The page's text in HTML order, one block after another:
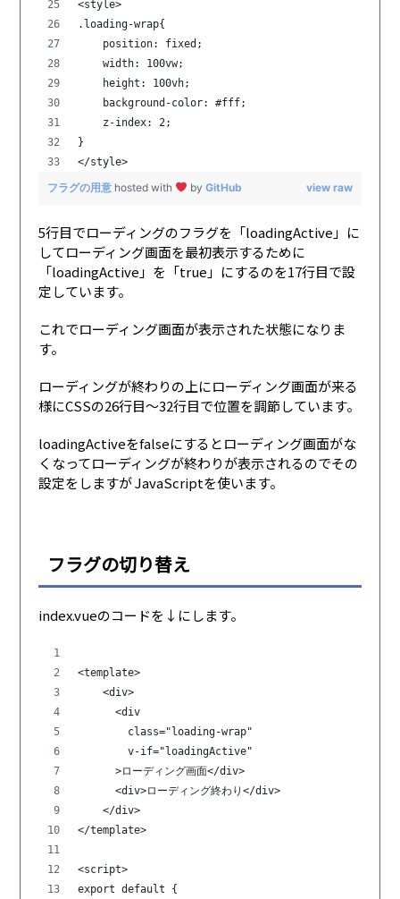
<style>
.loading-wrap{
    position: fixed;
    width: 100vw;
    height: 100vh;
    background-color: #fff;
    z-index: 2;
}
</style>
view raw
フラグの用意 hosted with byGitHub
5行目でローディングのフラグを「loadingActive」に
してローディング画面を最初表示するために
「loadingActive」を「true」にするのを17行目で設
定しています。
これでローディング画面が表示された状態になりま
す。
ローディングが終わりの上にローディング画面が来る
様にCSSの26行目〜32行目で位置を調節しています。
loadingActiveをfalseにするとローディング画面がな
くなってローディングが終わりが表示されるのでその
設定をしますが JavaScriptを使います。
フラグの切り替え
index.vueのコードを↓にします。
<template>
    <div>
      <div
        class="loading-wrap"
        v-if="loadingActive"
      >ローディング画面</div>
      <div>ローディング終わり</div>
    </div>
</template>
<script>
export default {